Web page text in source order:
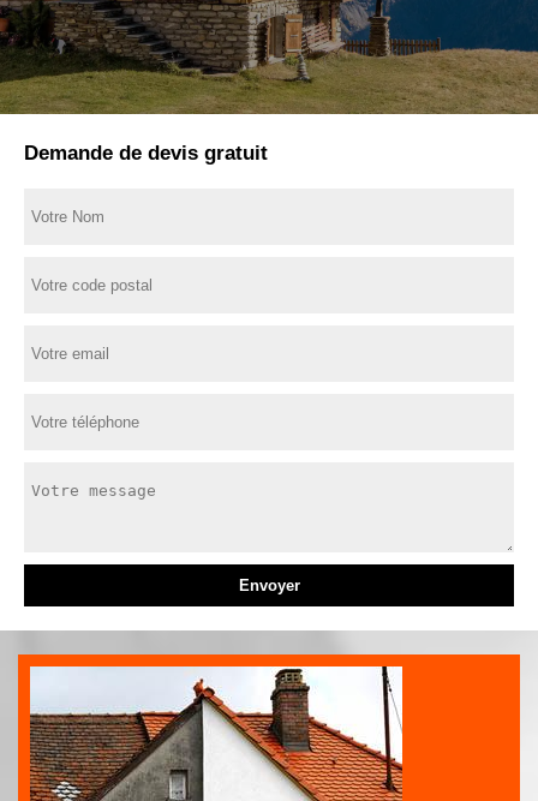
Demande de devis gratuit